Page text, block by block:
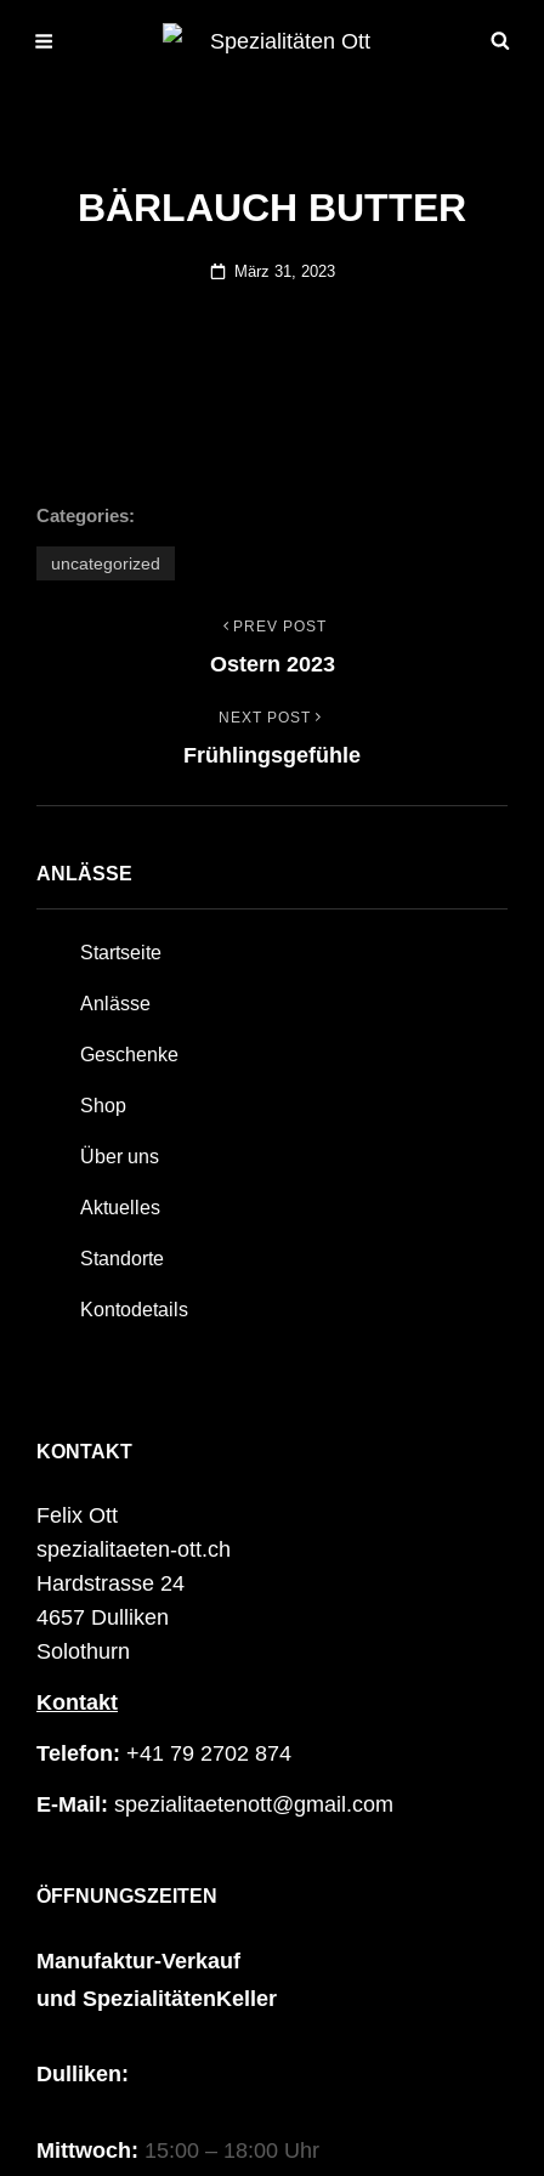
BÄRLAUCH BUTTER
Posted
März 31, 2023
Categories:
uncategorized
PREV POST
Ostern 2023
NEXT POST
Frühlingsgefühle
ANLÄSSE
Startseite
Anlässe
Geschenke
Shop
Über uns
Aktuelles
Standorte
Kontodetails
KONTAKT
Felix Ott
spezialitaeten-ott.ch
Hardstrasse 24
4657 Dulliken
Solothurn
Kontakt
Telefon: +41 79 2702 874
E-Mail: spezialitaetenott@gmail.com
ÖFFNUNGSZEITEN
Manufaktur-Verkauf
und SpezialitätenKeller
Dulliken:
Mittwoch: 15:00 – 18:00 Uhr